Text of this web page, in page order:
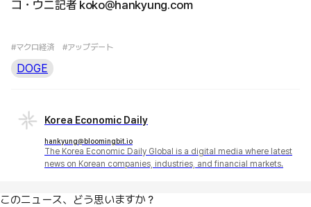
コ・ウニ記者 koko@hankyung.com
#マクロ経済 #アップデート
DOGE
Korea Economic Daily
hankyung@bloomingbit.io
The Korea Economic Daily Global is a digital media where latest
news on Korean companies, industries, and financial markets.
このニュース、どう思いますか？